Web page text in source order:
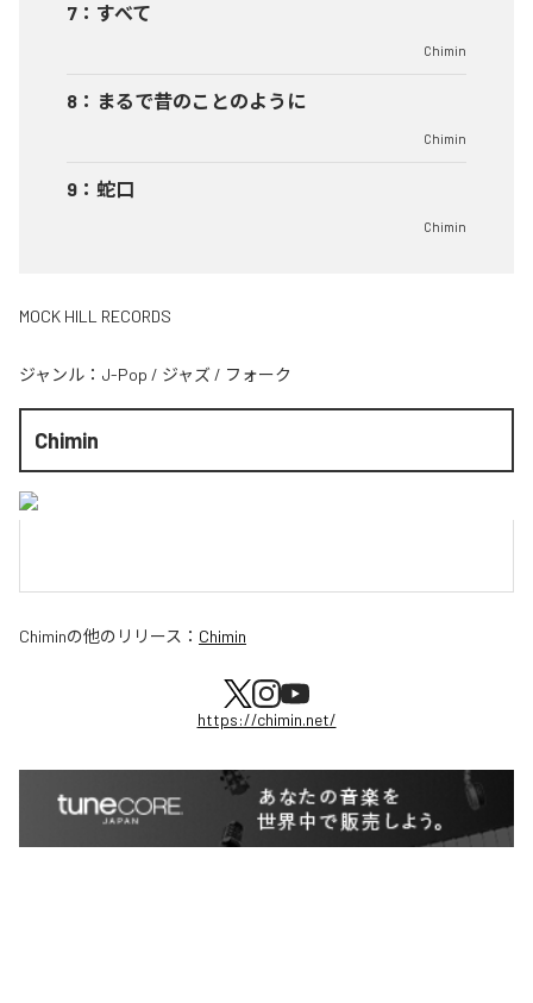
7 ： すべて
Chimin
8 ： まるで昔のことのように
Chimin
9 ： 蛇口
Chimin
MOCK HILL RECORDS
ジャンル： J-Pop / ジャズ / フォーク
Chimin
Chiminの他のリリース： Chimin
https://chimin.net/